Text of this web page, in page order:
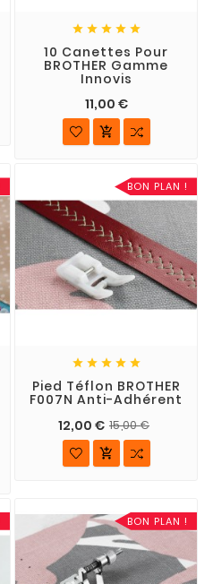
    
10 Canettes Pour
BROTHER Gamme
Innovis
11,00 €

BON PLAN !
    
Pied Téflon BROTHER
F007N Anti-Adhérent
12,00 € 15,00 €

BON PLAN !